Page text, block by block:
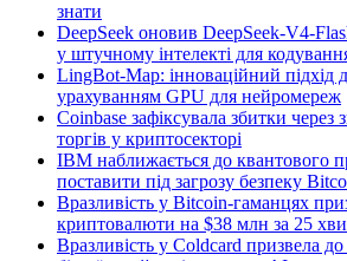
знати
DeepSeek оновив DeepSeek-V4-
у штучному інтелекті для
LingBot-Map: інноваційний підхід
урахуванням GPU для нейромереж
Coinbase зафіксувала збитки через
торгів у криптосекторі
IBM наближається до квантового
поставити під загрозу безпеку
Вразливість у Bitcoin-гаманцях
криптовалюти на $38 млн за 25
Вразливість у Coldcard призвела